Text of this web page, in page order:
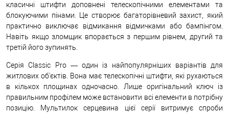
класичні штифти доповнені телескопічними елементами та
блокуючими пінами. Це створює багаторівневий захист, який
практично виключає відмикання відмичками або бампінгом.
Навіть якщо зломщик впорається з першим рівнем, другий та
третій його зупинять.
Серія Classic Pro — один із найпопулярніших варіантів для
житлових об'єктів. Вона має телескопічні штифти, які рухаються
в кількох площинах одночасно. Лише оригінальний ключ із
правильним профілем може встановити всі елементи в потрібну
позицію. Мультилок серцевина цієї серії витримує спроби